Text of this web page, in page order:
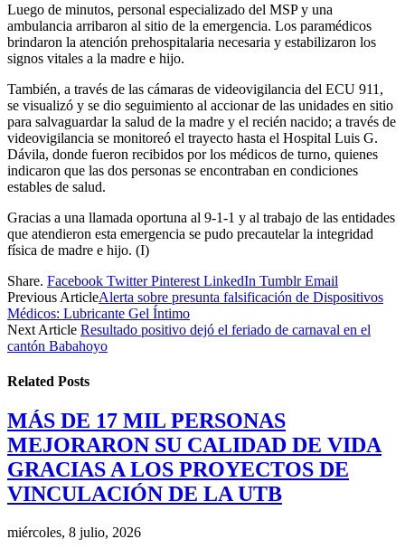
Luego de minutos, personal especializado del MSP y una
ambulancia arribaron al sitio de la emergencia. Los paramédicos
brindaron la atención prehospitalaria necesaria y estabilizaron los
signos vitales a la madre e hijo.
También, a través de las cámaras de videovigilancia del ECU 911,
se visualizó y se dio seguimiento al accionar de las unidades en sitio
para salvaguardar la salud de la madre y el recién nacido; a través de
videovigilancia se monitoreó el trayecto hasta el Hospital Luis G.
Dávila, donde fueron recibidos por los médicos de turno, quienes
indicaron que las dos personas se encontraban en condiciones
estables de salud.
Gracias a una llamada oportuna al 9-1-1 y al trabajo de las entidades
que atendieron esta emergencia se pudo precautelar la integridad
física de madre e hijo. (I)
Share. Facebook Twitter Pinterest LinkedIn Tumblr Email
Previous ArticleAlerta sobre presunta falsificación de Dispositivos
Médicos: Lubricante Gel Íntimo
Next Article Resultado positivo dejó el feriado de carnaval en el
cantón Babahoyo
Related Posts
MÁS DE 17 MIL PERSONAS
MEJORARON SU CALIDAD DE VIDA
GRACIAS A LOS PROYECTOS DE
VINCULACIÓN DE LA UTB
miércoles, 8 julio, 2026